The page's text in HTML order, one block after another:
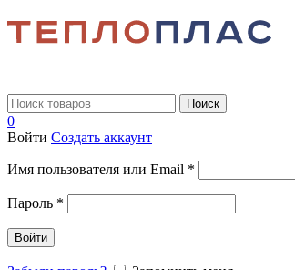
Поиск
0
Войти Создать аккаунт
Имя пользователя или Email *
Пароль *
Войти